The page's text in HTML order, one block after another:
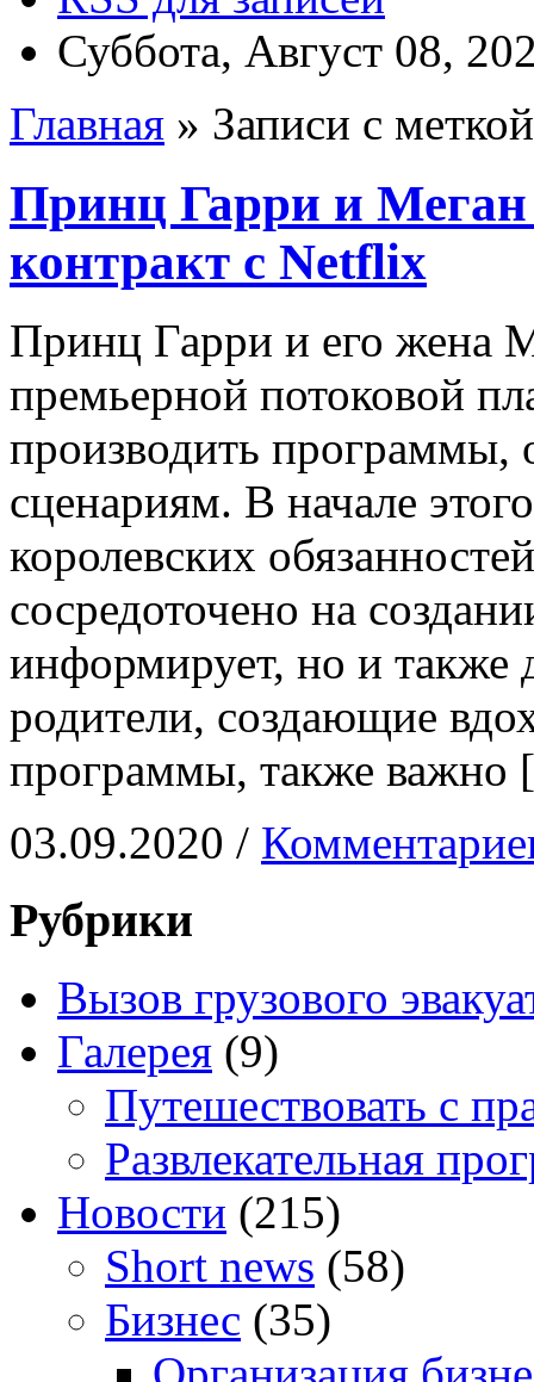
Суббота, Август 08,
Главная » Записи с
Принц Гарри и Меган
контракт с Netflix
Принц Гарри и его жена
премьерной потоковой
производить программы,
сценариям. В начале
королевских
сосредоточено на
информирует, но и также
родители, создающие
программы, также
03.09.2020 /
Рубрики
Вызов грузового
Галерея (9)
Путешествовать с
Развлекательная
Новости (215)
Short news (58)
Бизнес (35)